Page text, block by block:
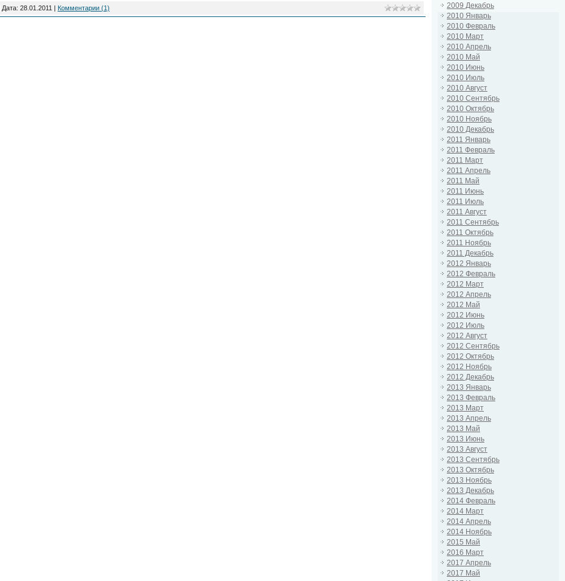
Дата: 28.01.2011 | Комментарии (1)
2009 Декабрь
2010 Январь
2010 Февраль
2010 Март
2010 Апрель
2010 Май
2010 Июнь
2010 Июль
2010 Август
2010 Сентябрь
2010 Октябрь
2010 Ноябрь
2010 Декабрь
2011 Январь
2011 Февраль
2011 Март
2011 Апрель
2011 Май
2011 Июнь
2011 Июль
2011 Август
2011 Сентябрь
2011 Октябрь
2011 Ноябрь
2011 Декабрь
2012 Январь
2012 Февраль
2012 Март
2012 Апрель
2012 Май
2012 Июнь
2012 Июль
2012 Август
2012 Сентябрь
2012 Октябрь
2012 Ноябрь
2012 Декабрь
2013 Январь
2013 Февраль
2013 Март
2013 Апрель
2013 Май
2013 Июнь
2013 Август
2013 Сентябрь
2013 Октябрь
2013 Ноябрь
2013 Декабрь
2014 Февраль
2014 Март
2014 Апрель
2014 Ноябрь
2015 Май
2016 Март
2017 Апрель
2017 Май